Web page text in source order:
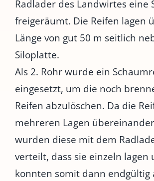
Radlader des Landwirtes eine
freigeräumt. Die Reifen lagen
Länge von gut 50 m seitlich
Siloplatte.
Als 2. Rohr wurde ein
eingesetzt, um die noch
Reifen abzulöschen. Da die
mehreren Lagen
wurden diese mit dem
verteilt, dass sie einzeln lagen
konnten somit dann endgültig